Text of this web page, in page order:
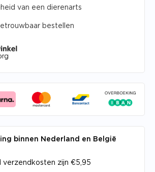
van een dierenarts
bestellen
binnen Nederland en België
verzendkosten zijn €5,95